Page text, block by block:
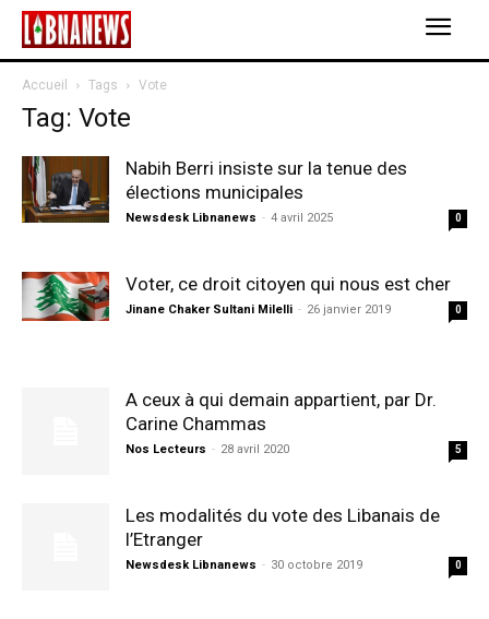
Accueil Tags Vote
Tag: Vote
Nabih Berri insiste sur la tenue des
élections municipales
Newsdesk Libnanews - 4 avril 2025 0
Voter, ce droit citoyen qui nous est cher
Jinane Chaker Sultani Milelli - 26 janvier 2019 0
A ceux à qui demain appartient, par Dr.
Carine Chammas
Nos Lecteurs - 28 avril 2020 5
Les modalités du vote des Libanais de
l’Etranger
Newsdesk Libnanews - 30 octobre 2019 0